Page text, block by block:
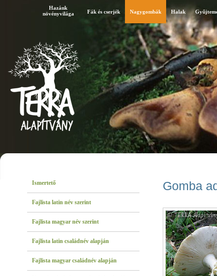
Hazánk
növényvilága
Fák és cserjék Nagygombák Halak
Ismertető
Fajlista latin név szerint
Fajlista magyar név szerint
Fajlista latin családnév alapján
Fajlista magyar családnév alapján
Gomba